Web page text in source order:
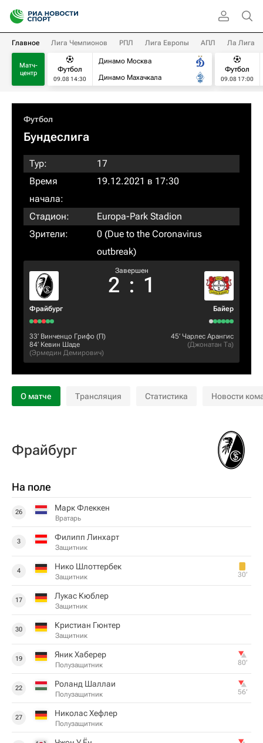
Главное Лига Чемпионов РПЛ Лига Европы АПЛ Ла Лига
Матч-
центр
Футбол
09.08 14:30
Динамо Москва
Динамо Махачкала
Футбол
09.08 17:00
Футбол
Бундеслига
Тур:
17
Время
начала:
19.12.2021 в 17:30
Стадион:
Europa-Park Stadion
Зрители:
0 (Due to the Coronavirus
outbreak)
Фрайбург
Завершен
2 : 1
Байер
33‎’‎ Винченцо Грифо (П)
84‎’‎ Кевин Шаде
(Эрмедин Демирович)
45‎’‎ Чарлес Арангис
(Джонатан Та)
О матче Трансляция Статистика Новости
Фрайбург
На поле
26 Марк Флеккен
Вратарь
3 Филипп Линхарт
Защитник
4 Нико Шлоттербек
Защитник 30‎’‎
17 Лукас Кюблер
Защитник
30 Кристиан Гюнтер
Защитник
19 Яник Хаберер
Полузащитник 80‎’‎
22 Роланд Шаллаи
Полузащитник 56‎’‎
27 Николас Хефлер
Полузащитник